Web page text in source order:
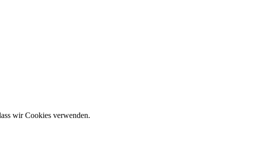
wir Cookies verwenden.